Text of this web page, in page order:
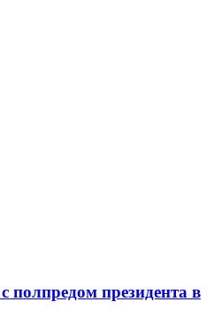
президента в